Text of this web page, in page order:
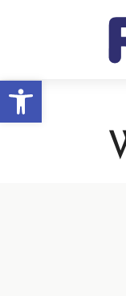
Ouvrir la barre d’outils